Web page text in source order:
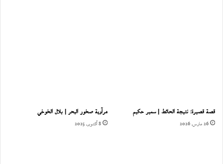
قصة قصيرة: نتيجة الحائط | سمير حكيم
26 مارس، 2026
مرآوية صخور البحر | بلال الخوخي
8 أكتوبر، 2025